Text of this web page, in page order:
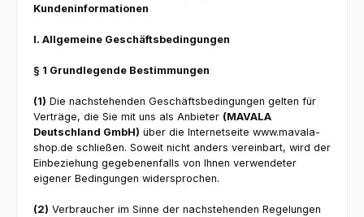
Kundeninformationen
I. Allgemeine Geschäftsbedingungen
§ 1 Grundlegende Bestimmungen
(1) Die nachstehenden Geschäftsbedingungen gelten für
Verträge, die Sie mit uns als Anbieter (MAVALA
Deutschland GmbH) über die Internetseite www.mavala-
shop.de schließen. Soweit nicht anders vereinbart, wird der
Einbeziehung gegebenenfalls von Ihnen verwendeter
eigener Bedingungen widersprochen.
(2) Verbraucher im Sinne der nachstehenden Regelungen